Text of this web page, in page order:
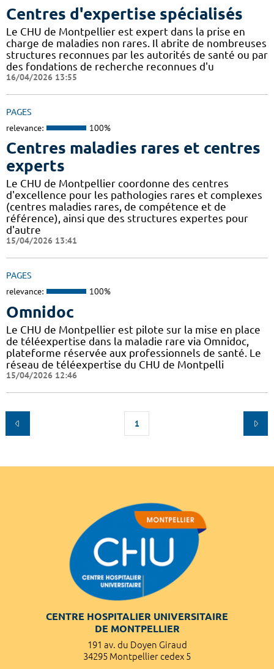
Centres d'expertise spécialisés
Le CHU de Montpellier est expert dans la prise en
charge de maladies non rares. Il abrite de nombreuses
structures reconnues par les autorités de santé ou par
des fondations de recherche reconnues d'u
16/04/2026 13:55
PAGES
relevance: 100%
Centres maladies rares et centres
experts
Le CHU de Montpellier coordonne des centres
d'excellence pour les pathologies rares et complexes
(centres maladies rares, de compétence et de
référence), ainsi que des structures expertes pour
d'autre
15/04/2026 13:41
PAGES
relevance: 100%
Omnidoc
Le CHU de Montpellier est pilote sur la mise en place
de téléexpertise dans la maladie rare via Omnidoc,
plateforme réservée aux professionnels de santé. Le
réseau de téléexpertise du CHU de Montpelli
15/04/2026 12:46
1
CENTRE HOSPITALIER UNIVERSITAIRE
DE MONTPELLIER
191 av. du Doyen Giraud
34295 Montpellier cedex 5